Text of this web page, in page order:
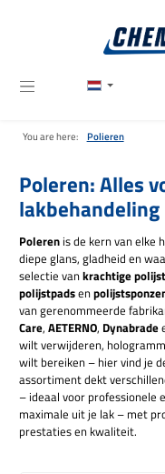
You are here: Polieren
Poleren: Alles
lakbehandeling
Poleren is de kern van elke
diepe glans, gladheid en
selectie vankrachtige
polijstpadsen
van gerenommeerde
Care, AETERNO, Dynabrade
wilt verwijderen,
wilt bereiken – hier vind je
assortiment dekt
– ideaal voor professionele
maximale uit je lak – met
prestaties en kwaliteit.